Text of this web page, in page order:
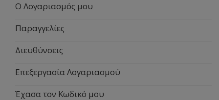
Ο Λογαριασμός μου
Παραγγελίες
Διευθύνσεις
Επεξεργασία Λογαριασμού
Έχασα τον Κωδικό μου